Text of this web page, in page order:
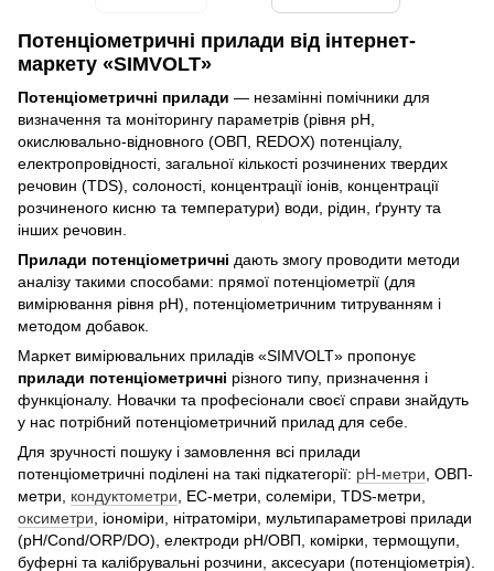
Потенціометричні прилади від інтернет-
маркету «SIMVOLT»
Потенціометричні прилади — незамінні помічники для
визначення та моніторингу параметрів (рівня pH,
окислювально-відновного (ОВП, REDOX) потенціалу,
електропровідності, загальної кількості розчинених твердих
речовин (TDS), солоності, концентрації іонів, концентрації
розчиненого кисню та температури) води, рідин, ґрунту та
інших речовин.
Прилади потенціометричні дають змогу проводити методи
аналізу такими способами: прямої потенціометрії (для
вимірювання рівня pH), потенціометричним титруванням і
методом добавок.
Маркет вимірювальних приладів «SIMVOLT» пропонує
прилади потенціометричні різного типу, призначення і
функціоналу. Новачки та професіонали своєї справи знайдуть
у нас потрібний потенціометричний прилад для себе.
Для зручності пошуку і замовлення всі прилади
потенціометричні поділені на такі підкатегорії: рН-метри , ОВП-
метри, кондуктометри , EC-метри, солеміри, TDS-метри,
оксиметри , іономіри, нітратоміри, мультипараметрові прилади
(pH/Cond/ORP/DO), електроди pH/ОВП, комірки, термощупи,
буферні та калібрувальні розчини, аксесуари (потенціометрія).